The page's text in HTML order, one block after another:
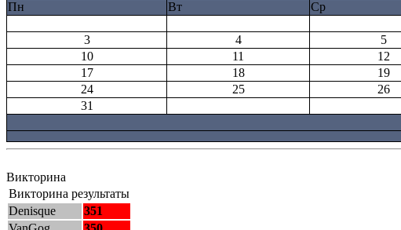
Пн
Вт Ср
3
4 5
10
11 12
17
18 19
24
25 26
31
Викторина
Викторина результаты
Denisque
351